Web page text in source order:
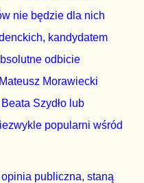
nie będzie dla nich
kandydatem
odbicie
Morawiecki
Szydło lub
popularni wśród
publiczna, staną